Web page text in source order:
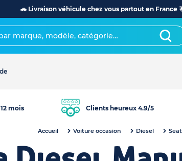
🚗 Livraison véhicule chez vous partout en France
mois Clients heureux 4.9/5
Accueil Voiture occasion Diesel Seat